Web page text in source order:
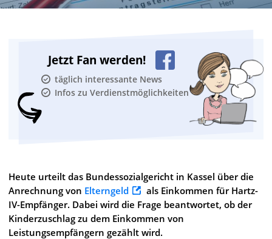
Jetzt Fan werden!
täglich interessante News
Infos zu Verdienstmöglichkeiten
Heute urteilt das Bundessozialgericht in Kassel über die
Anrechnung von Elterngeld
als Einkommen für Hartz-
IV-Empfänger. Dabei wird die Frage beantwortet, ob der
Kinderzuschlag zu dem Einkommen von
Leistungsempfängern gezählt wird.